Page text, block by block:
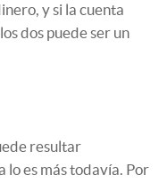
y si la cuenta
dos puede ser un
resultar
lo es más todavía. Por